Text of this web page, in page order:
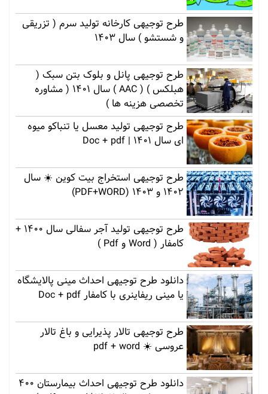
طرح توجیهی کارخانه تولید سرم ( تزریقی
و شستشو ) سال 1403
طرح توجیهی پانل و بلوک بتن سبک (
هبلکس ) ( AAC ) سال 1401 ( مشاوره
تخصصی هزینه ها )
طرح توجیهی تولید معسل یا تنباکو میوه
ای سال 1401 | Doc + pdf
طرح توجیهی استخراج بیت کوین ☀️ سال
1402 و 1403 (PDF+WORD)
طرح توجیهی تولید آجر سفالی سال 1400 +
کامفار ( Word و Pdf )
دانلود طرح توجیهی احداث مینی پالایشگاه
یا مینی ریفاینری با کامفار Doc + pdf
طرح توجیهی تالار پذیرایی و باغ تالار
عروسی ☀️ pdf + word
دانلود طرح توجیهی احداث بیمارستان 400